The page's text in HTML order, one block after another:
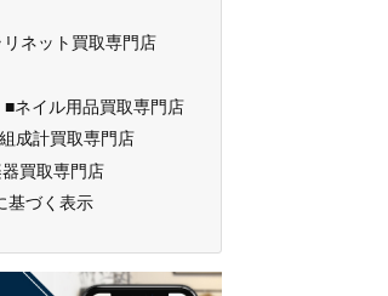
ネット買取専門店
■ネイル用品買取専門店
成計買取専門店
買取専門店
基づく表示